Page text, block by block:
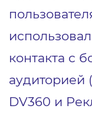
контакта с
аудиторией
DV360 и